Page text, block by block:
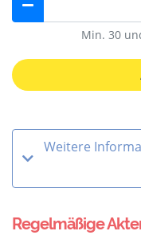
Min. 30
Weitere
Regelmäßige